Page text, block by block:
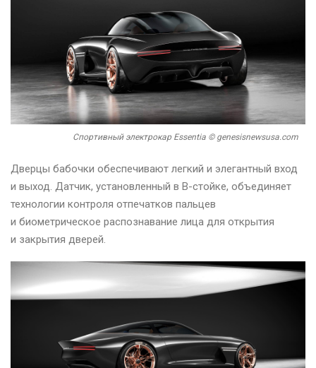
Спортивный электрокар Essentia © genesisnewsusa.com
Дверцы бабочки обеспечивают легкий и элегантный вход
и выход. Датчик, установленный в B-стойке, объединяет
технологии контроля отпечатков пальцев
и биометрическое распознавание лица для открытия
и закрытия дверей.